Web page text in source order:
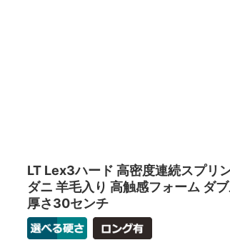
LT Lex3ハード 高密度連続スプリ
ダニ 羊毛入り 高触感フォーム ダ
厚さ30センチ